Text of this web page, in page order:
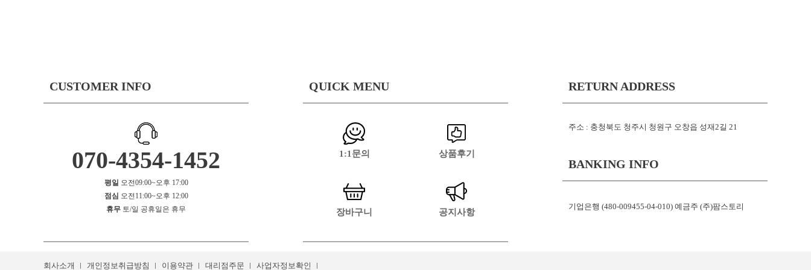
CUSTOMER INFO
070-4354-1452
평일 오전09:00~오후 17:00
점심 오전11:00~오후 12:00
휴무 토/일 공휴일은 휴무
QUICK MENU
1:1문의 상품후기
장바구니 공지사항
RETURN ADDRESS
주소 : 충청북도 청주시 청원구 오창읍 성재2길 21
BANKING INFO
기업은행 (480-009455-04-010) 예금주 (주)팜스토리
회사소개 개인정보취급방침 이용약관 대리점주문 사업자정보확인